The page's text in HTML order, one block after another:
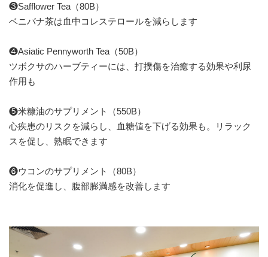
❸Safflower Tea（80B）
ベニバナ茶は血中コレステロールを減らします
❹Asiatic Pennyworth Tea（50B）
ツボクサのハーブティーには、打撲傷を治癒する効果や利尿
作用も
❺米糠油のサプリメント（550B）
心疾患のリスクを減らし、血糖値を下げる効果も。リラック
スを促し、熟眠できます
❻ウコンのサプリメント（80B）
消化を促進し、腹部膨満感を改善します